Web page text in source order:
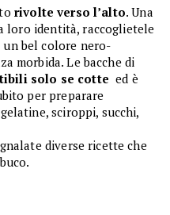
rivolte verso l’alto. Una
loro identità, raccoglietele
bel colore nero-
morbida. Le bacche di
solo se cotte ed è
per preparare
sciroppi, succhi,
diverse ricette che